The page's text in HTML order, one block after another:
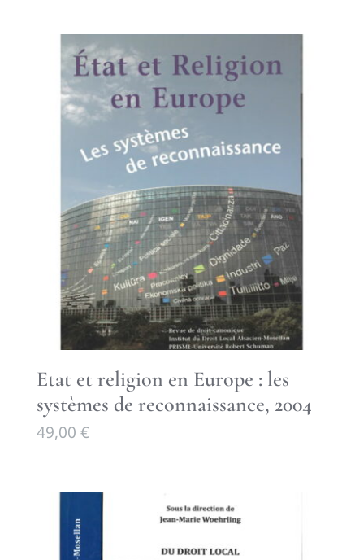
Etat et religion en Europe : les
systèmes de reconnaissance, 2004
49,00 €